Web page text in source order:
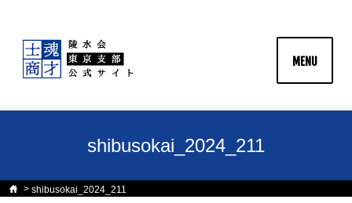
MENU
shibusokai_2024_211
shibusokai_2024_211